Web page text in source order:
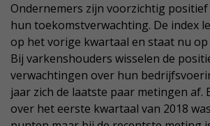
Ondernemers zijn voorzichtig
hun toekomstverwachting. De index
op het vorige kwartaal en staat nu
Bij varkenshouders wisselen de
verwachtingen over hun
jaar zich de laatste paar metingen af.
over het eerste kwartaal van 2018